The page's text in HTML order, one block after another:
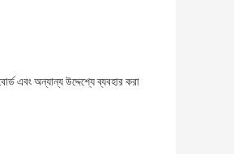
এবং অন্যান্য উদ্দেশ্যে ব্যবহার করা